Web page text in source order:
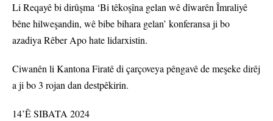
Li Reqayê bi dirûşma ‘Bi têkoşîna gelan wê dîwarên Îmraliyê
bêne hilweşandin, wê bibe bihara gelan’ konferansa ji bo
azadiya Rêber Apo hate lidarxistin.
Ciwanên li Kantona Firatê di çarçoveya pêngavê de meşeke dirêj
a ji bo 3 rojan dan destpêkirin.
14’Ê SIBATA 2024